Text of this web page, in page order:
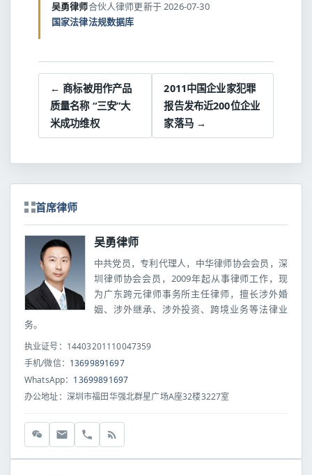
吴勇律师合伙人律师更新于 2026-07-30
国家法律法规数据库
← 商标被用作产品
质量名称 “三安”大
米成功维权
2011中国企业家犯罪
报告发布近200位企业
家落马 →
首席律师
吴勇律师
中共党员，专利代理人，中华律师协会会员，深
圳律师协会会员，2009年起从事律师工作，现
为广东跨元律师事务所主任律师，擅长涉外婚
姻、涉外继承、涉外投资、跨境业务等法律业
务。
执业证号：14403201110047359
手机/微信： 13699891697
WhatsApp： 13699891697
办公地址：深圳市福田华强北群星广场A座32楼3227室